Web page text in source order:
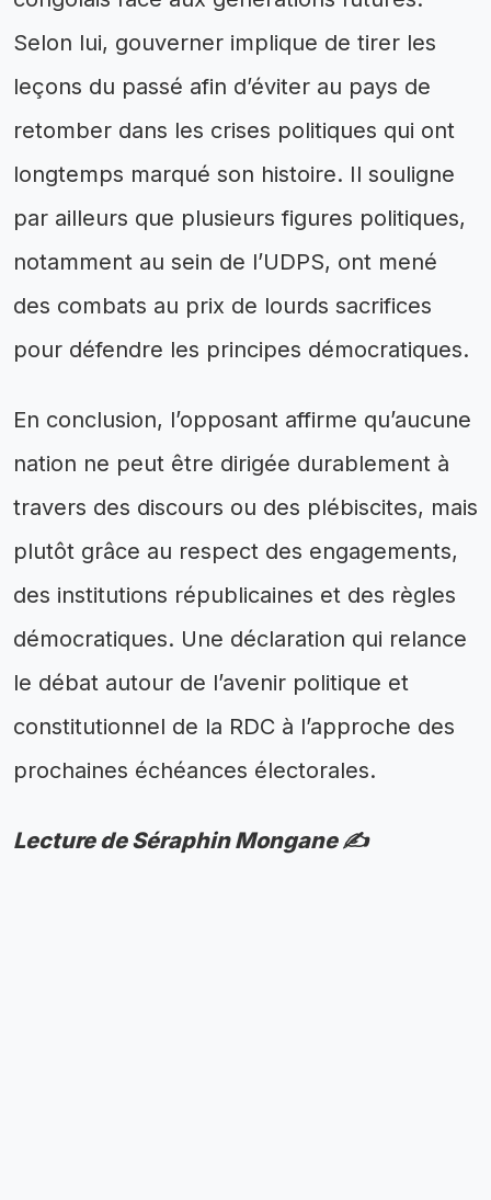
Selon lui, gouverner implique de tirer les
leçons du passé afin d’éviter au pays de
retomber dans les crises politiques qui ont
longtemps marqué son histoire. Il souligne
par ailleurs que plusieurs figures politiques,
notamment au sein de l’UDPS, ont mené
des combats au prix de lourds sacrifices
pour défendre les principes démocratiques.
En conclusion, l’opposant affirme qu’aucune
nation ne peut être dirigée durablement à
travers des discours ou des plébiscites, mais
plutôt grâce au respect des engagements,
des institutions républicaines et des règles
démocratiques. Une déclaration qui relance
le débat autour de l’avenir politique et
constitutionnel de la RDC à l’approche des
prochaines échéances électorales.
Lecture de Séraphin Mongane ✍️